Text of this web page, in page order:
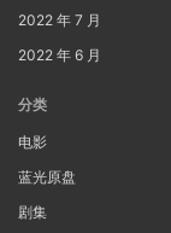
2022 年 7 月
2022 年 6 月
分类
电影
蓝光原盘
剧集